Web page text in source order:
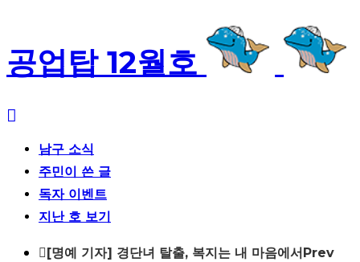
공업탑 12월호
남구 소식
주민이 쓴 글
독자 이벤트
지난 호 보기
[명예 기자] 경단녀 탈출, 복지는 내 마음에서 Prev